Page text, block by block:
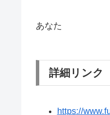
あなた
詳細リンク
https://